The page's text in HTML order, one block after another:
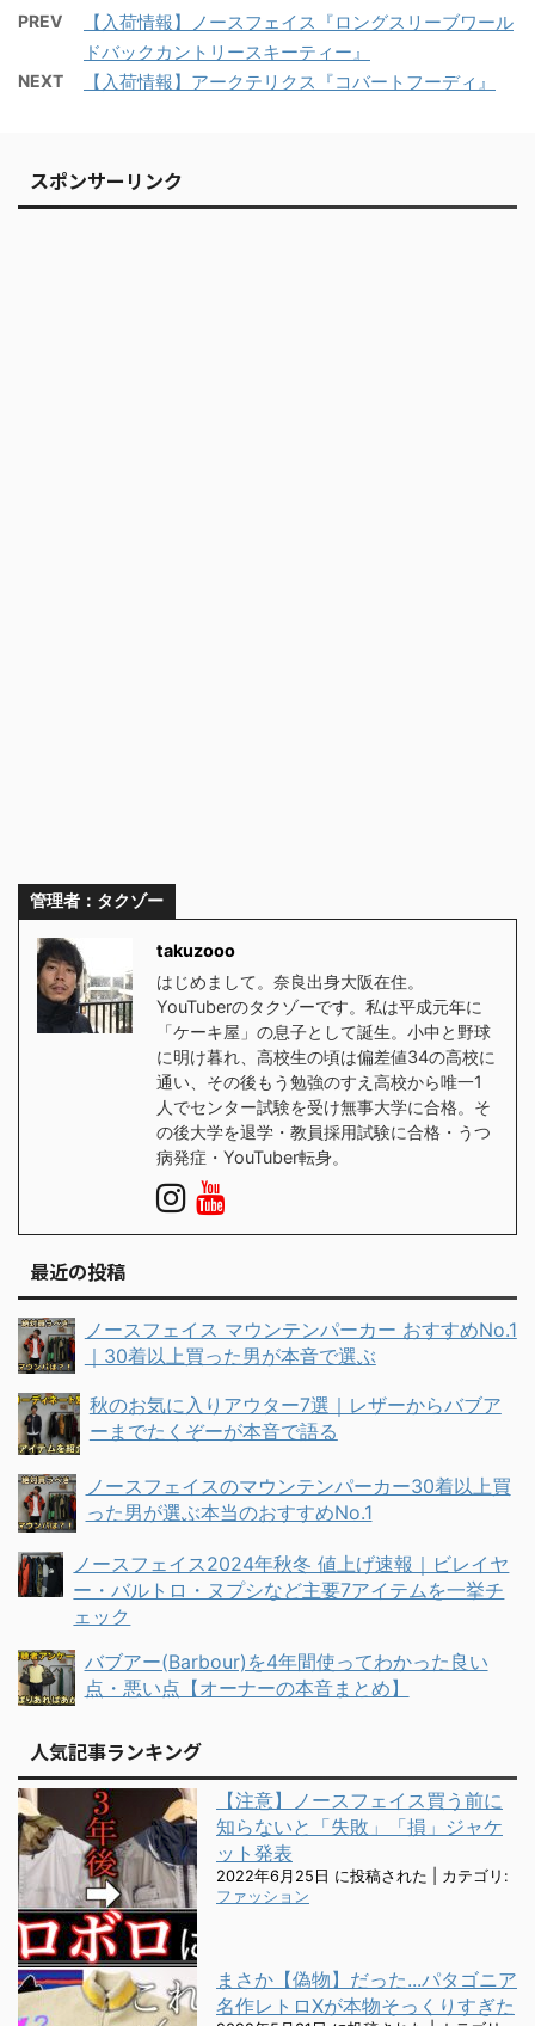
PREV
【入荷情報】ノースフェイス『ロングスリーブワール
ドバックカントリースキーティー』
NEXT 【入荷情報】アークテリクス『コバートフーディ』
スポンサーリンク
管理者：タクゾー
takuzooo
はじめまして。奈良出身大阪在住。
YouTuberのタクゾーです。私は平成元年に
「ケーキ屋」の息子として誕生。小中と野球
に明け暮れ、高校生の頃は偏差値34の高校に
通い、その後もう勉強のすえ高校から唯一1
人でセンター試験を受け無事大学に合格。そ
の後大学を退学・教員採用試験に合格・うつ
病発症・YouTuber転身。
最近の投稿
ノースフェイス マウンテンパーカー おすすめNo.1
｜30着以上買った男が本音で選ぶ
秋のお気に入りアウター7選｜レザーからバブア
ーまでたくぞーが本音で語る
ノースフェイスのマウンテンパーカー30着以上買
った男が選ぶ本当のおすすめNo.1
ノースフェイス2024年秋冬 値上げ速報｜ビレイヤ
ー・バルトロ・ヌプシなど主要7アイテムを一挙チ
ェック
バブアー(Barbour)を4年間使ってわかった良い
点・悪い点【オーナーの本音まとめ】
人気記事ランキング
【注意】ノースフェイス買う前に
知らないと「失敗」「損」ジャケ
ット発表
2022年6月25日 に投稿された
カテゴリ:
ファッション
まさか【偽物】だった...パタゴニア
名作レトロXが本物そっくりすぎた